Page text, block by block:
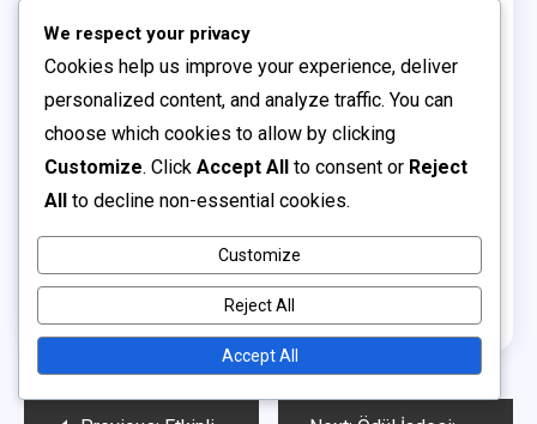
festivallerin unsurlarını dahil etme.
Related articles
Platforma Özgü Kodlar: Giriş Yöntemleri, Uyumluluk,
Sorun Giderme
Sezon Geçişi Özellikleri: Dahil edilen öğeler, Talep
Talep Doğrulama: Onay yöntemleri, Sorun giderme
We respect your privacy
Cookies help us improve your experience, deliver
personalized content, and analyze traffic. You can
choose which cookies to allow by clicking
Customize. Click Accept All to consent or Reject
All to decline non-essential cookies.
Customize
Reject All
Accept All